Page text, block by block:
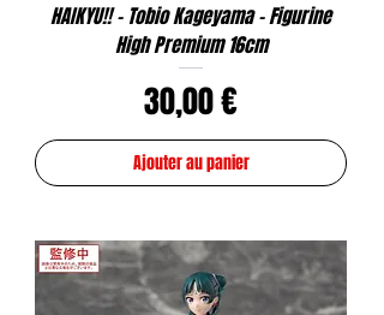
HAIKYU!! - Tobio Kageyama - Figurine
High Premium 16cm
Prix
30,00 €
Ajouter au panier